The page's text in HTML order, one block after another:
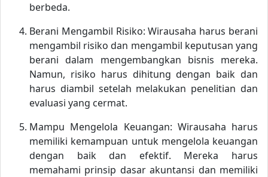
berbeda.
Berani Mengambil Risiko: Wirausaha harus berani
mengambil risiko dan mengambil keputusan yang
berani dalam mengembangkan bisnis mereka.
Namun, risiko harus dihitung dengan baik dan
harus diambil setelah melakukan penelitian dan
evaluasi yang cermat.
Mampu Mengelola Keuangan: Wirausaha harus
memiliki kemampuan untuk mengelola keuangan
dengan baik dan efektif. Mereka harus
memahami prinsip dasar akuntansi dan memiliki